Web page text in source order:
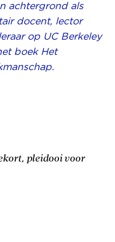
achtergrond als
docent, lector
op UC Berkeley
boek Het
pleidooi voor